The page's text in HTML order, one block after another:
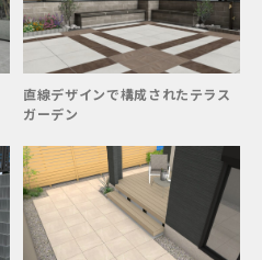
狭小地
高低差有
駐車1台
駐車3台以上
直線デザインで構成されたテラス
ガーデン